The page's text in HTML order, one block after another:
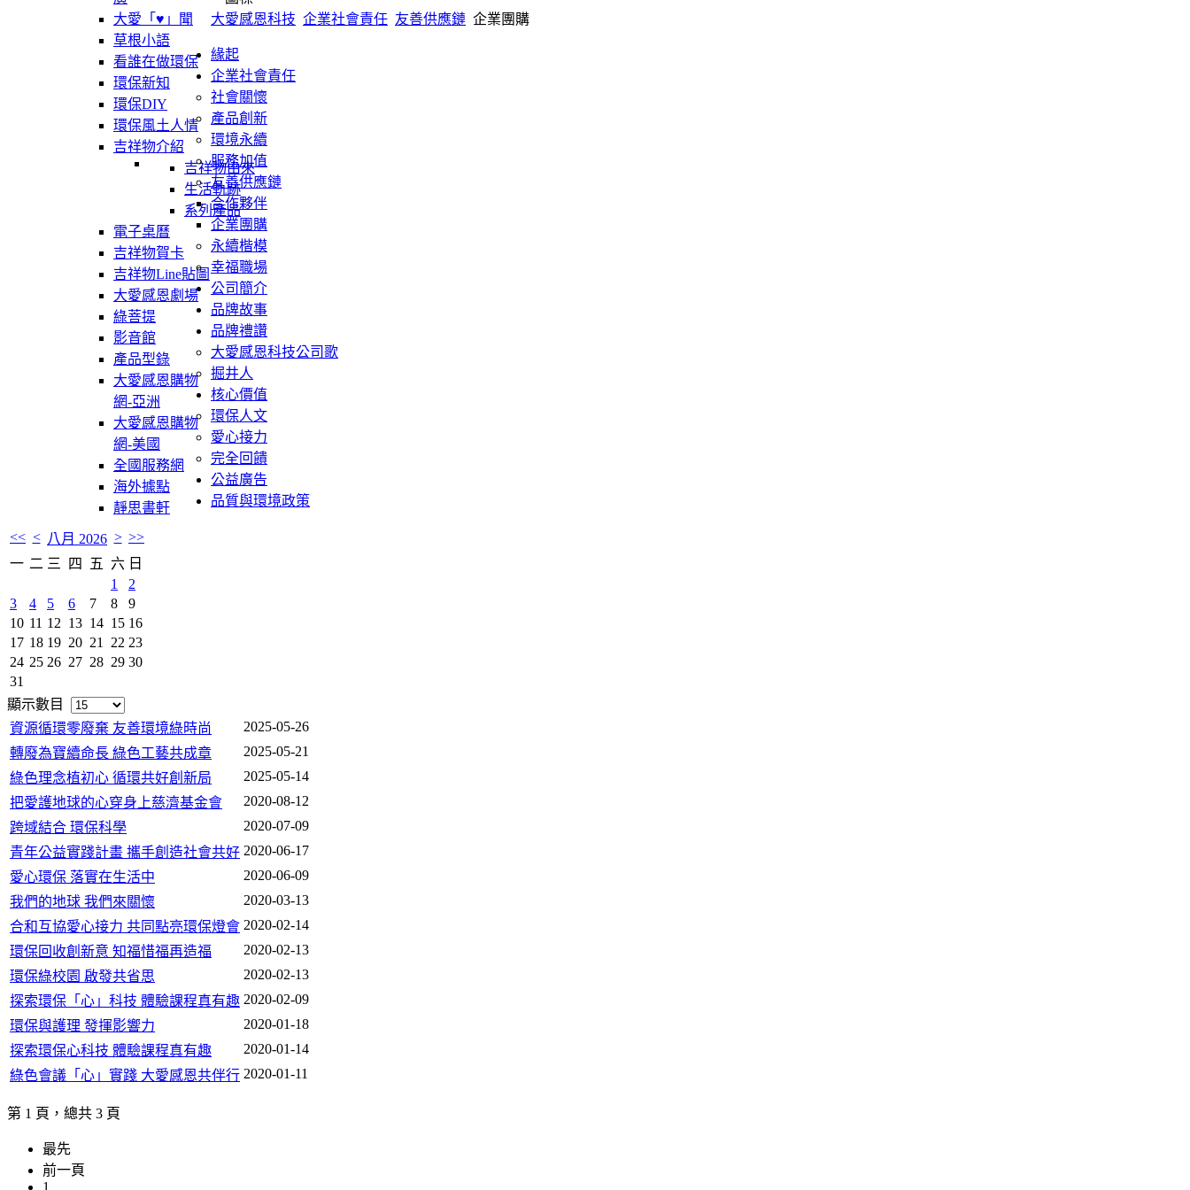
大愛「♥」聞
草根小語
看誰在做環保
環保新知
環保DIY
環保風土人情
吉祥物介紹
吉祥物由來
生活軌跡
系列產品
電子桌曆
吉祥物賀卡
吉祥物Line貼圖
大愛感恩劇場
綠菩提
影音館
產品型錄
大愛感恩購物
網-亞洲
大愛感恩購物
網-美國
全國服務網
海外據點
靜思書軒
大愛感恩科技 企業社會責任 友善供應鏈 企業團購
緣起
企業社會責任
社會關懷
產品創新
環境永續
服務加值
友善供應鏈
合作夥伴
企業團購
永續楷模
幸福職場
公司簡介
品牌故事
品牌禮讚
大愛感恩科技公司歌
掘井人
核心價值
環保人文
愛心接力
完全回饋
公益廣告
品質與環境政策
<< < 八月 2026 > >>
一 二 三 四 五 六 日
1
2
3
4 5 6 7 8
9
10 11 12 13 14 15 16
17 18 19 20 21 22 23
24 25 26 27 28 29 30
31
顯示數目
資源循環零廢棄 友善環境綠時尚
2025-05-26
轉廢為寶續命長 綠色工藝共成章
2025-05-21
綠色理念植初心 循環共好創新局
2025-05-14
把愛護地球的心穿身上慈濟基金會
2020-08-12
跨域結合 環保科學
2020-07-09
青年公益實踐計畫 攜手創造社會共好 2020-06-17
愛心環保 落實在生活中
2020-06-09
我們的地球 我們來關懷
2020-03-13
合和互協愛心接力 共同點亮環保燈會 2020-02-14
環保回收創新意 知福惜福再造福
2020-02-13
環保綠校園 啟發共省思
2020-02-13
探索環保「心」科技 體驗課程真有趣 2020-02-09
環保與護理 發揮影響力
2020-01-18
探索環保心科技 體驗課程真有趣
2020-01-14
綠色會議「心」實踐 大愛感恩共伴行 2020-01-11
第 1 頁，總共 3 頁
最先
前一頁
1